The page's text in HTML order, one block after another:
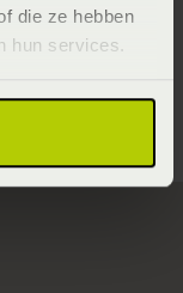
die ze hebben
hun services.